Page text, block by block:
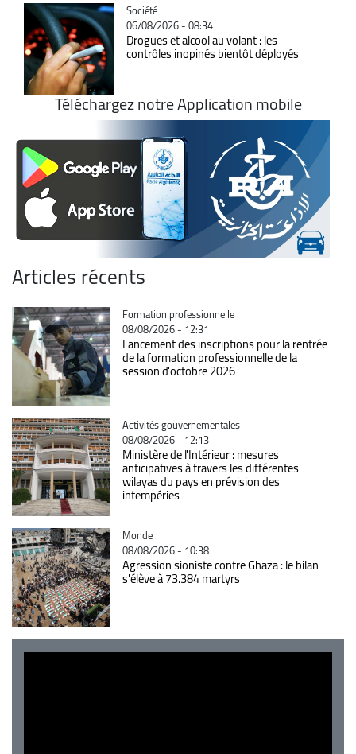
Catégorie
Société
06/08/2026 - 08:34
Drogues et alcool au volant : les
contrôles inopinés bientôt déployés
Téléchargez notre Application mobile
Articles récents
Catégorie
Formation professionnelle
08/08/2026 - 12:31
Lancement des inscriptions pour la rentrée
de la formation professionnelle de la
session d'octobre 2026
Catégorie
Activités gouvernementales
08/08/2026 - 12:13
Ministère de l'Intérieur : mesures
anticipatives à travers les différentes
wilayas du pays en prévision des
intempéries
Catégorie
Monde
08/08/2026 - 10:38
Agression sioniste contre Ghaza : le bilan
s'élève à 73.384 martyrs